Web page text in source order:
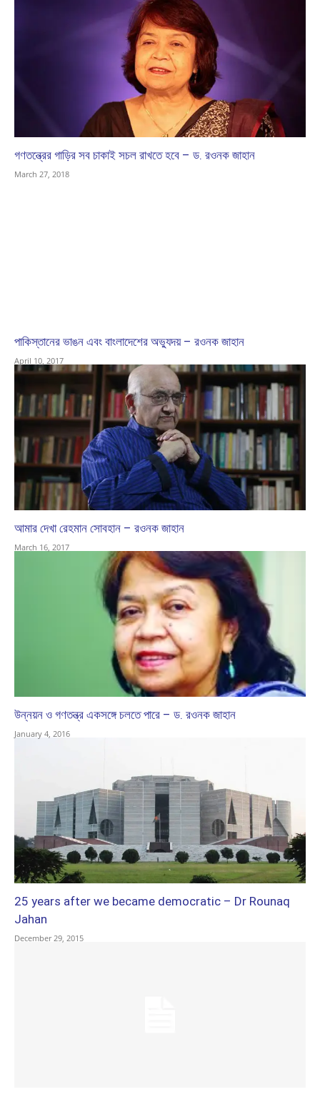
গণতন্ত্রের গাড়ির সব চাকাই সচল রাখতে হবে – ড. রওনক জাহান
March 27, 2018
পাকিস্তানের ভাঙন এবং বাংলাদেশের অভ্যুদয় – রওনক জাহান
April 10, 2017
আমার দেখা রেহমান সোবহান – রওনক জাহান
March 16, 2017
উন্নয়ন ও গণতন্ত্র একসঙ্গে চলতে পারে – ড. রওনক জাহান
January 4, 2016
25 years after we became democratic – Dr Rounaq
Jahan
December 29, 2015